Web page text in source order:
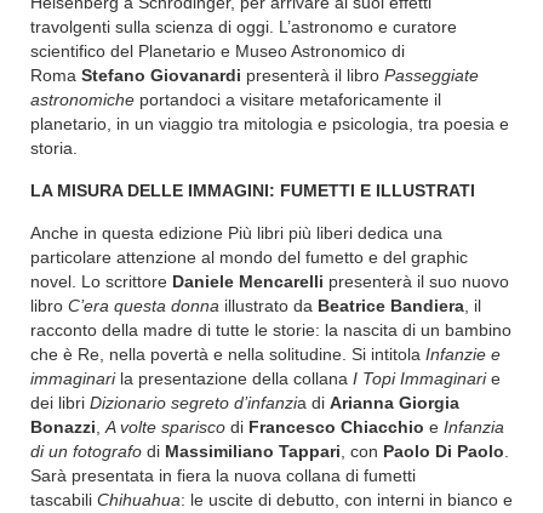
travolgenti sulla scienza di oggi. L’astronomo e curatore
scientifico del Planetario e Museo Astronomico di
Roma Stefano Giovanardi presenterà il libro Passeggiate
astronomiche portandoci a visitare metaforicamente il
planetario, in un viaggio tra mitologia e psicologia, tra poesia e
storia.
LA MISURA DELLE IMMAGINI: FUMETTI E ILLUSTRATI
Anche in questa edizione Più libri più liberi dedica una
particolare attenzione al mondo del fumetto e del graphic
novel. Lo scrittore Daniele Mencarelli presenterà il suo nuovo
libro C’era questa donna illustrato da Beatrice Bandiera , il
racconto della madre di tutte le storie: la nascita di un bambino
che è Re, nella povertà e nella solitudine. Si intitola Infanzie e
immaginari la presentazione della collana I Topi Immaginarie
dei libri Dizionario segreto d’infanzia di Arianna Giorgia
Bonazzi A volte sparisco di Francesco Chiacchio e Infanzia
di un fotografo di Massimiliano Tappari , con Paolo Di Paolo
Sarà presentata in fiera la nuova collana di fumetti
tascabili Chihuahua: le uscite di debutto, con interni in bianco e